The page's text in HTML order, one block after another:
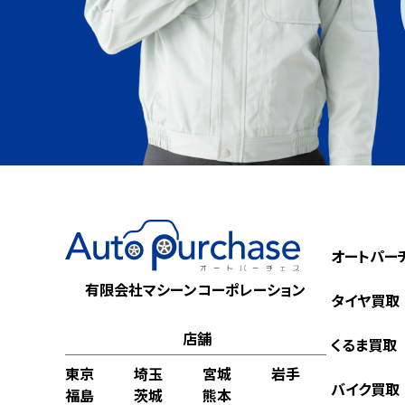
有限会社マシーンコーポレーション
店舗
東京
埼玉 宮城
岩手
福島
茨城 熊本
オートパ
タイヤ買取
くるま買取
バイク買取